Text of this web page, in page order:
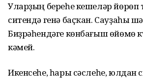
Уларҙың береһе кешеләр йөрөп
ситендә генә баҫҡан. Сауҙаһы
Биҙрәһендәге көнбағыш өйөмө
кәмей.
Икенсеһе, һары сәслеһе, юлдан